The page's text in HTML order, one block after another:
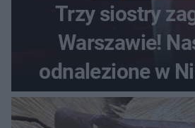
Trzy siostry
Warszawie!
odnalezione w